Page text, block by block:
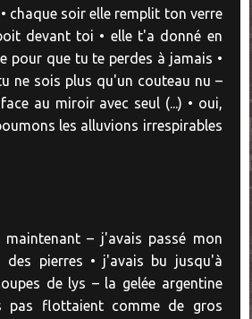
chaque soir elle remplit ton verre
devant toi • elle t'a donné en
pour que tu te perdes à jamais •
ne sois plus qu'un couteau nu –
au miroir avec seul (...) • oui,
les alluvions irrespirables
– j'avais passé mon
des pierres • j'avais bu jusqu'à
de lys – la gelée argentine
pas flottaient comme de gros